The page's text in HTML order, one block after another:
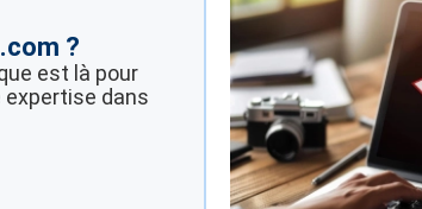
?
est là pour
dans